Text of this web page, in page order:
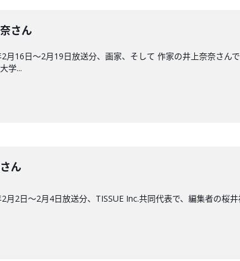
さん
月16日〜2月19日放送分、画家、そして 作家の井上奈奈さん
学...
ん
2日〜2月4日放送分、TISSUE Inc.共同代表で、編集者の桜井